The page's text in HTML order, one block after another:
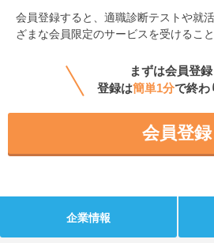
会員登録すると、 適職診断テストや就
ざまな会員限定のサービスを受けること
まずは会員登録
登録は簡単1分で終わ
会員登録
企業情報